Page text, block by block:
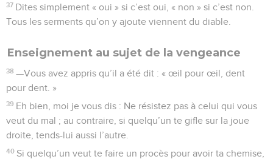
37 Dites simplement « oui » si c’est oui, « non » si c’est non.
Tous les serments qu’on y ajoute viennent du diable.
Enseignement au sujet de la vengeance
38 —Vous avez appris qu’il a été dit : « œil pour œil, dent
pour dent. »
39 Eh bien, moi je vous dis : Ne résistez pas à celui qui vous
veut du mal ; au contraire, si quelqu’un te gifle sur la joue
droite, tends-lui aussi l’autre.
40 Si quelqu’un veut te faire un procès pour avoir ta chemise,